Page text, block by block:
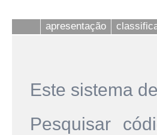
apresentação
Este sistema
Pesquisar